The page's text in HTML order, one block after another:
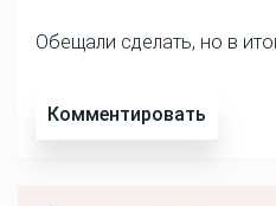
Обещали сделать, но в
Комментировать